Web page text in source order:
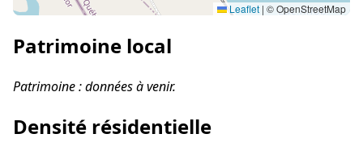
Leaflet | © OpenStreetMap
Patrimoine local
Patrimoine : données à venir.
Densité résidentielle